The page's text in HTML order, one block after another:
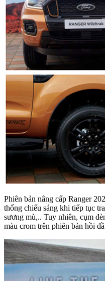
Phiên bản nâng cấp Ranger
thống chiếu sáng khi tiếp tục
sương mù,.. Tuy nhiên, cụm
màu crom trên phiên bản hồi